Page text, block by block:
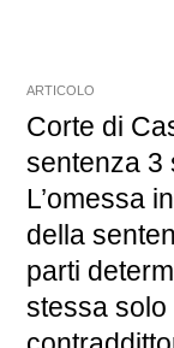
ARTICOLO
Corte di
sentenza 3
L’omessa
della
parti
stessa solo